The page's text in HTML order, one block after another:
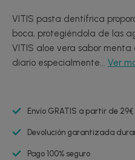
VITIS pasta dentífrica
boca, protegiéndola de las
VITIS aloe vera sabor
diario especialmente... Ver
Envío GRATIS a partir de 29€
Devolución garantizada
Pago 100% seguro